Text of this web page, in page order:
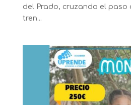
del Prado, cruzando el paso
tren...